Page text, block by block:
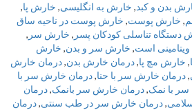
بدن و کبد, خارش به انگلیسی, خارش پا,
, خارش پوست, خارش پوست در ناحیه ساق
دستگاه تناسلی کودکان پسر , خارش سر ,
است, خارش سر و بدن, خارش
, خارش مچ پا,درمان خارش بدن,درمان خارش
,درمان خارش سر با حنا,درمان خارش سر با
با نمک,درمان خارش سر بانمک,درمان
,درمان خارش سر در طب سنتی,درمان